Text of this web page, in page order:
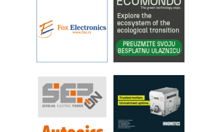
YAMADA pumpe – japanska
pouzdanost u transferu fluida
Filtration Group Industrial – Napredna
rešenja za filtraciju u hidrauličkim i
procesnim sistemima
RILINEX kompanije Rittal
FANUC: Najbolje za vašu pametnu
automatizaciju
Efikasno upravljanje energijom
Automatizacija pakovanja · Display
(Shelf-Ready) omotnice